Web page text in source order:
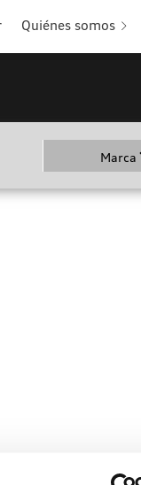
Quiénes somos
Marca